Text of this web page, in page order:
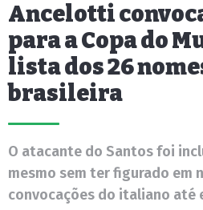
Ancelotti
para a Copa do
lista dos 26
brasileira
O atacante do Santos foi
mesmo sem ter figurado em
convocações do italiano até